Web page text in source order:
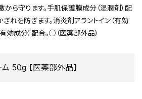
から守ります。手肌保護膜成分（湿潤剤）配
れを防ぎます。消炎剤アラントイン（有効
効成分）配合。○（医薬部外品）
50g 【医薬部外品】